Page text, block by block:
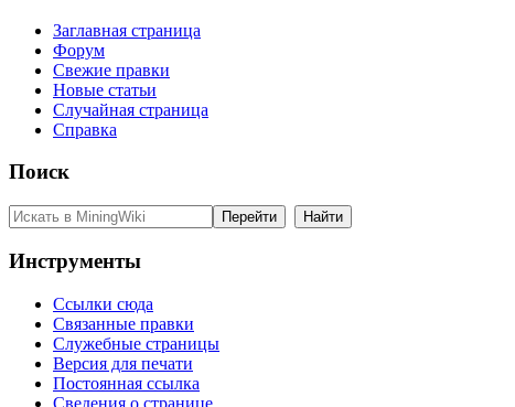
Заглавная страница
Форум
Свежие правки
Новые статьи
Случайная страница
Справка
Поиск
Инструменты
Ссылки сюда
Связанные правки
Служебные страницы
Версия для печати
Постоянная ссылка
Сведения о странице